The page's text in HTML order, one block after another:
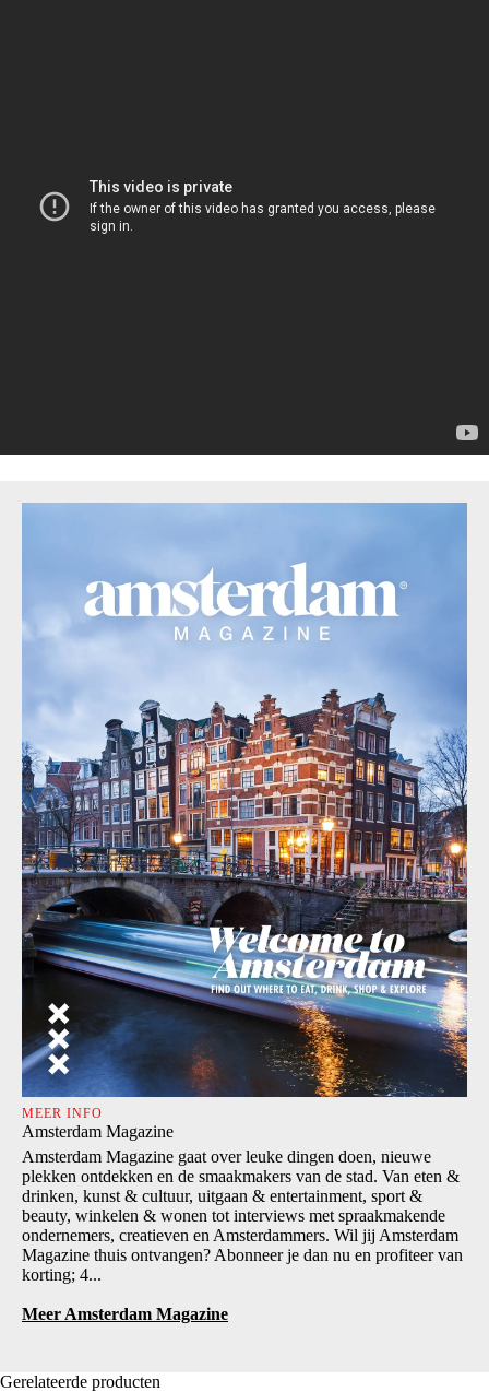
MEER INFO
Amsterdam Magazine
Amsterdam Magazine gaat over leuke dingen doen, nieuwe
plekken ontdekken en de smaakmakers van de stad. Van eten &
drinken, kunst & cultuur, uitgaan & entertainment, sport &
beauty, winkelen & wonen tot interviews met spraakmakende
ondernemers, creatieven en Amsterdammers. Wil jij Amsterdam
Magazine thuis ontvangen? Abonneer je dan nu en profiteer van
korting; 4...
Meer Amsterdam Magazine
Gerelateerde producten